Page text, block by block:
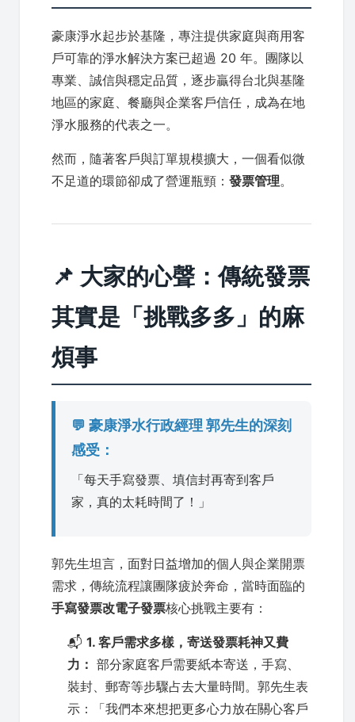
豪康淨水起步於基隆，專注提供家庭與商用客
戶可靠的淨水解決方案已超過 20 年。團隊以
專業、誠信與穩定品質，逐步贏得台北與基隆
地區的家庭、餐廳與企業客戶信任，成為在地
淨水服務的代表之一。
然而，隨著客戶與訂單規模擴大，一個看似微
不足道的環節卻成了營運瓶頸： 發票管理。
📌 大家的心聲：傳統發票
其實是「挑戰多多」的麻
煩事
💬 豪康淨水行政經理 郭先生的深刻
感受：
「每天手寫發票、填信封再寄到客戶
家，真的太耗時間了！」
郭先生坦言，面對日益增加的個人與企業開票
需求，傳統流程讓團隊疲於奔命，當時面臨的
手寫發票改電子發票核心挑戰主要有：
📬 1. 客戶需求多樣，寄送發票耗神又費
力： 部分家庭客戶需要紙本寄送，手寫、
裝封、郵寄等步驟占去大量時間。郭先生表
示：「我們本來想把更多心力放在關心客戶